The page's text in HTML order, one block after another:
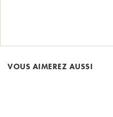
VOUS AIMEREZ AUSSI